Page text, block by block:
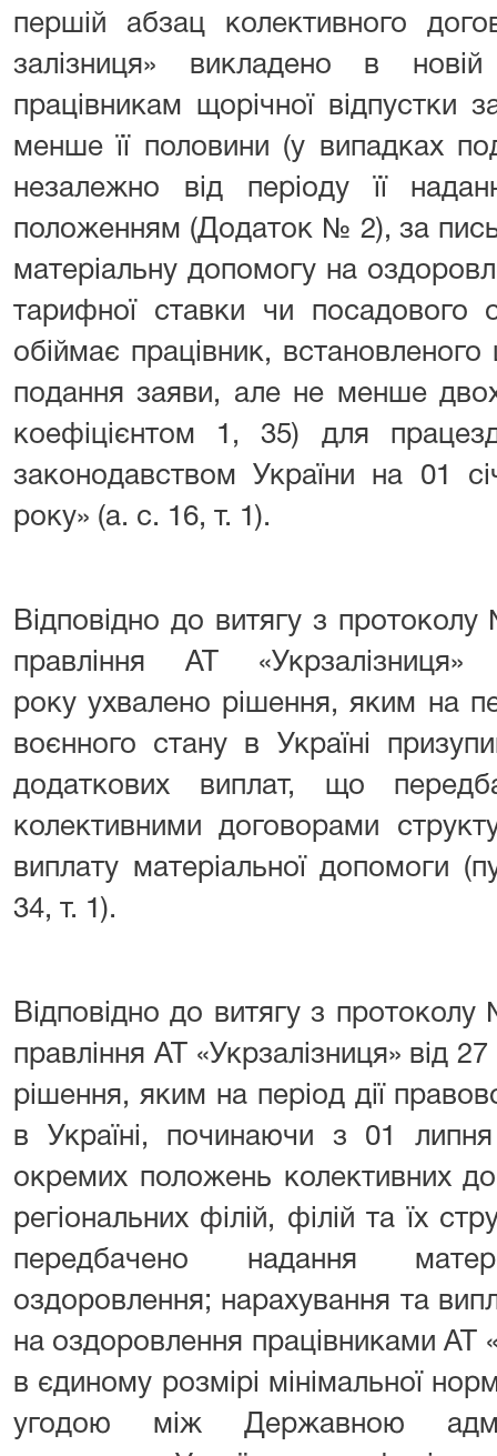
першій абзац колективного
залізниця» викладено в
працівникам щорічної відпустки
менше її половини (у випадках
незалежно від періоду її
положенням (Додаток № 2), за
матеріальну допомогу на
тарифної ставки чи посадового
обіймає працівник,
подання заяви, але не менше
коефіцієнтом 1, 35) для
законодавством України на 01
року» (а. с. 16, т. 1).
Відповідно до витягу з
правління АТ
року ухвалено рішення, яким на
воєнного стану в Україні
додаткових виплат, що
колективними договорами
виплату матеріальної допомоги
34, т. 1).
Відповідно до витягу з
правління АТ «Укрзалізниця» від
рішення, яким на період дії
в Україні, починаючи з 01
окремих положень колективних
регіональних філій, філій та їх
передбачено надання
оздоровлення; нарахування та
на оздоровлення працівниками АТ
в єдиному розмірі мінімальної
угодою між Державною